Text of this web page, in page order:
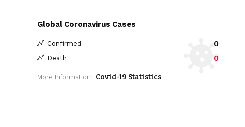
Global Coronavirus Cases
Confirmed 0
Death 0
More Information: Covid-19 Statistics